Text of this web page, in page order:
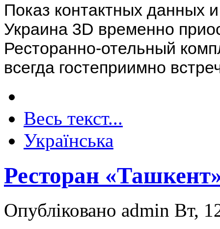
Показ контактных данных
Украина 3D временно
Ресторанно-отельный
всегда гостеприимно
Весь текст...
Українська
Ресторан
Опубліковано admin Вт,